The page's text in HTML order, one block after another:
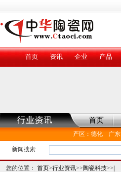
首页 资讯 企业 产品
首页
产区 ： 德化 广东
新闻搜索
您的位置： 首页>行业资讯>>陶瓷科技>>|